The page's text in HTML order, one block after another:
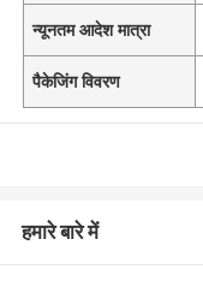
न्यूनतम आदेश मात्रा
पैकेजिंग विवरण
हमारे बारे में